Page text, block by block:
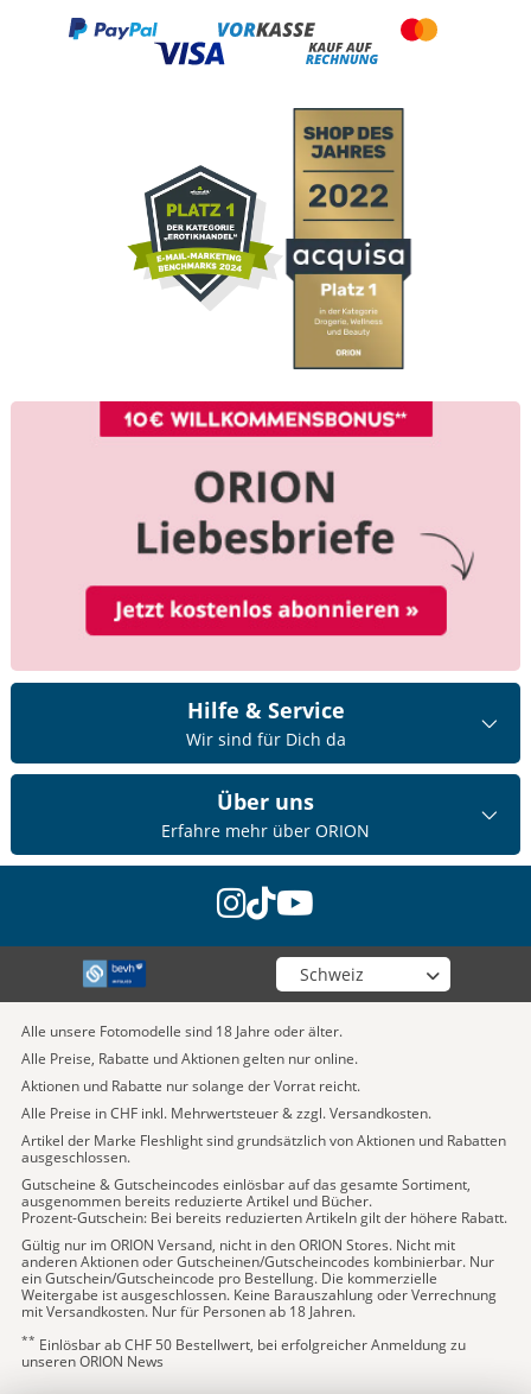
Hilfe & Service
Wir sind für Dich da
Über uns
Erfahre mehr über ORION
instagram
tiktok
youtube
Wähle deinen Shop
Alle unsere Fotomodelle sind 18 Jahre oder älter.
Alle Preise, Rabatte und Aktionen gelten nur online.
Aktionen und Rabatte nur solange der Vorrat reicht.
Alle Preise in CHF inkl. Mehrwertsteuer & zzgl. Versandkosten.
Artikel der Marke Fleshlight sind grundsätzlich von Aktionen und Rabatten
ausgeschlossen.
Gutscheine & Gutscheincodes einlösbar auf das gesamte Sortiment,
ausgenommen bereits reduzierte Artikel und Bücher.
Prozent-Gutschein: Bei bereits reduzierten Artikeln gilt der höhere Rabatt.
Gültig nur im ORION Versand, nicht in den ORION Stores. Nicht mit
anderen Aktionen oder Gutscheinen/Gutscheincodes kombinierbar. Nur
ein Gutschein/Gutscheincode pro Bestellung. Die kommerzielle
Weitergabe ist ausgeschlossen. Keine Barauszahlung oder Verrechnung
mit Versandkosten. Nur für Personen ab 18 Jahren.
** Einlösbar ab CHF 50 Bestellwert, bei erfolgreicher Anmeldung zu
unseren ORION News